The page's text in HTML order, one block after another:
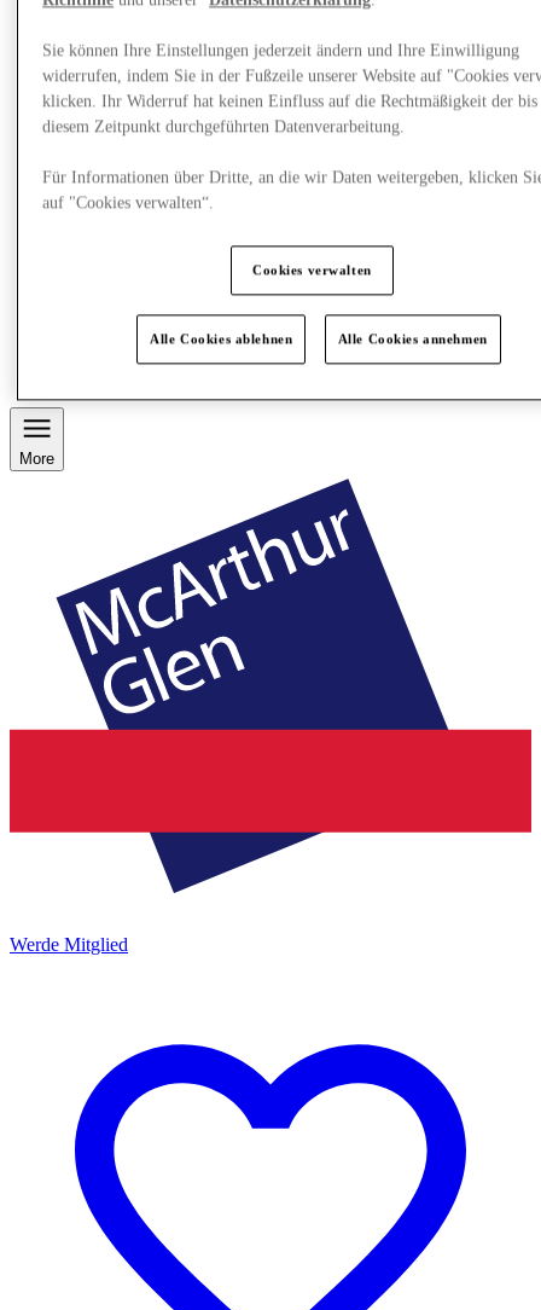
Restaurants
More
Werde Mitglied
Sie können Ihre Einstellungen jederzeit ändern und Ihre Einwilligung
widerrufen, indem Sie in der Fußzeile unserer Website auf "Cookies
klicken. Ihr Widerruf hat keinen Einfluss auf die Rechtmäßigkeit der bis
diesem Zeitpunkt durchgeführten Datenverarbeitung.
Für Informationen über Dritte, an die wir Daten weitergeben, klicken
auf "Cookies verwalten“.
Cookies verwalten
Alle Cookies ablehnen Alle Cookies annehmen